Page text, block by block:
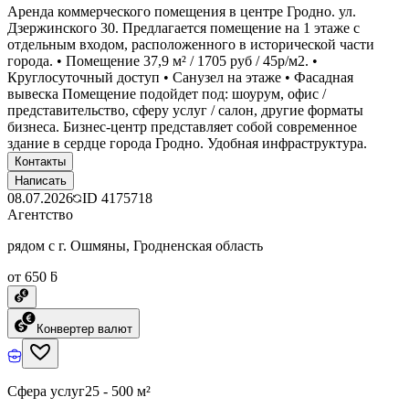
Аренда коммерческого помещения в центре Гродно. ул.
Дзержинского 30. Предлагается помещение на 1 этаже с
отдельным входом, расположенного в исторической части
города. • Помещение 37,9 м² / 1705 руб / 45р/м2. •
Круглосуточный доступ • Санузел на этаже • Фасадная
вывеска Помещение подойдет под: шоурум, офис /
представительство, сферу услуг / салон, другие форматы
бизнеса. Бизнес-центр представляет собой современное
здание в сердце города Гродно. Удобная инфраструктура.
Контакты
Написать
08.07.2026 ID 4175718
Агентство
рядом с г. Ошмяны, Гродненская область
от 650 ƃ
Конвертер валют
Сфера услуг25 - 500 м²